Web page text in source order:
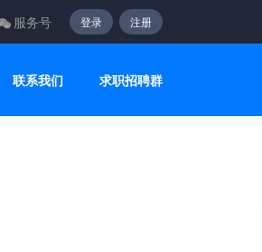
服务号 登录 注册
联系我们 求职招聘群